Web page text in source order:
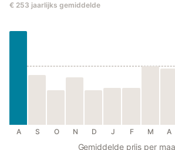
€ 253 jaarlijks gemiddelde
A S O N D J F M A
Gemiddelde prijs per